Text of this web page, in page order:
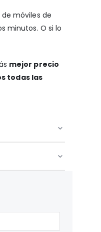
de móviles de
minutos. O si lo
mejor precio
todas las